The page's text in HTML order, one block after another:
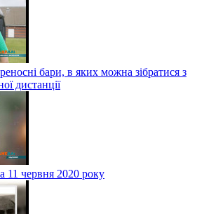
бари, в яких можна зібратися з
дистанції
11 червня 2020 року